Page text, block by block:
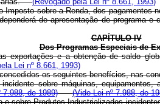
sobre a Renda, dos
de apresentação de
CAPÍTULO IV
Dos Programas Especiais de
exportações e a obtenção de saldo
Lei nº 8.661, 1993)
os seguintes benefícios, nas
sobre máquinas,
7.988, de 1989) (Vide Lei nº 7.988, de
sobre Produtos Industrializados